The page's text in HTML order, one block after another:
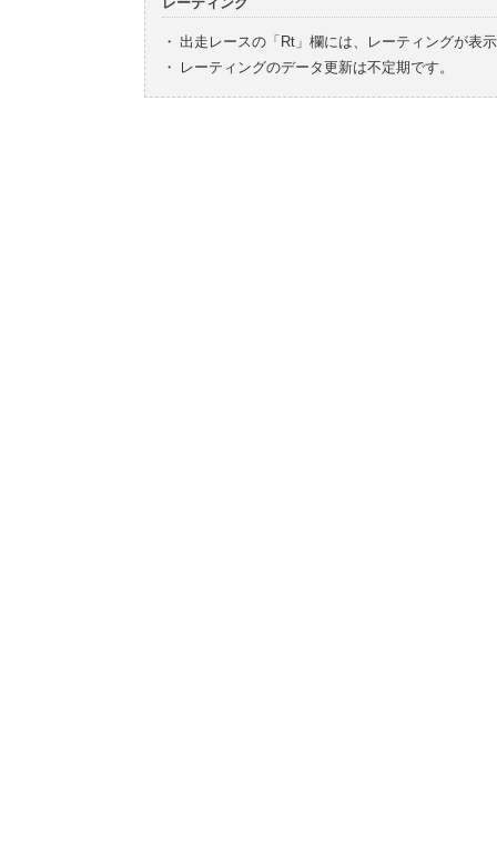
・ 出走レースの「Rt」欄には、レーティングが表
・
レーティングのデータ更新は不定期です。